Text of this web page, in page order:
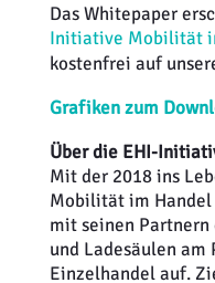
Das Whitepaper
Initiative Mobilität
kostenfrei auf
Grafiken zum
Über die EHI-
Mit der 2018 ins
Mobilität im Handel
mit seinen
und Ladesäulen am
Einzelhandel auf.